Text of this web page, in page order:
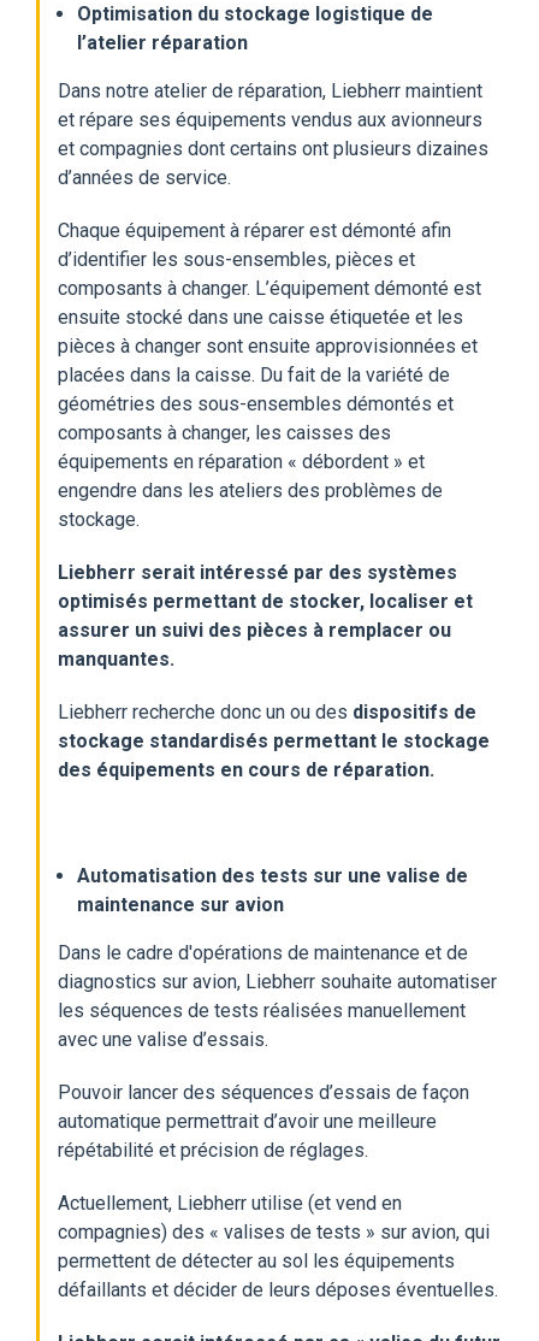
Optimisation du stockage logistique de
l’atelier réparation
Dans notre atelier de réparation, Liebherr maintient
et répare ses équipements vendus aux avionneurs
et compagnies dont certains ont plusieurs dizaines
d’années de service.
Chaque équipement à réparer est démonté afin
d’identifier les sous-ensembles, pièces et
composants à changer. L’équipement démonté est
ensuite stocké dans une caisse étiquetée et les
pièces à changer sont ensuite approvisionnées et
placées dans la caisse. Du fait de la variété de
géométries des sous-ensembles démontés et
composants à changer, les caisses des
équipements en réparation « débordent » et
engendre dans les ateliers des problèmes de
stockage.
Liebherr serait intéressé par des systèmes
optimisés permettant de stocker, localiser et
assurer un suivi des pièces à remplacer ou
manquantes.
Liebherr recherche donc un ou des dispositifs de
stockage standardisés permettant le stockage
des équipements en cours de réparation.
Automatisation des tests sur une valise de
maintenance sur avion
Dans le cadre d'opérations de maintenance et de
diagnostics sur avion, Liebherr souhaite automatiser
les séquences de tests réalisées manuellement
avec une valise d’essais.
Pouvoir lancer des séquences d’essais de façon
automatique permettrait d’avoir une meilleure
répétabilité et précision de réglages.
Actuellement, Liebherr utilise (et vend en
compagnies) des « valises de tests » sur avion, qui
permettent de détecter au sol les équipements
défaillants et décider de leurs déposes éventuelles.